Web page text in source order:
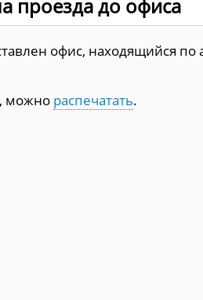
проезда до офиса
офис, находящийся по
можно распечатать.